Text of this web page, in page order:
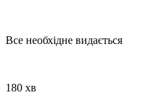
Все необхідне видається
180 хв